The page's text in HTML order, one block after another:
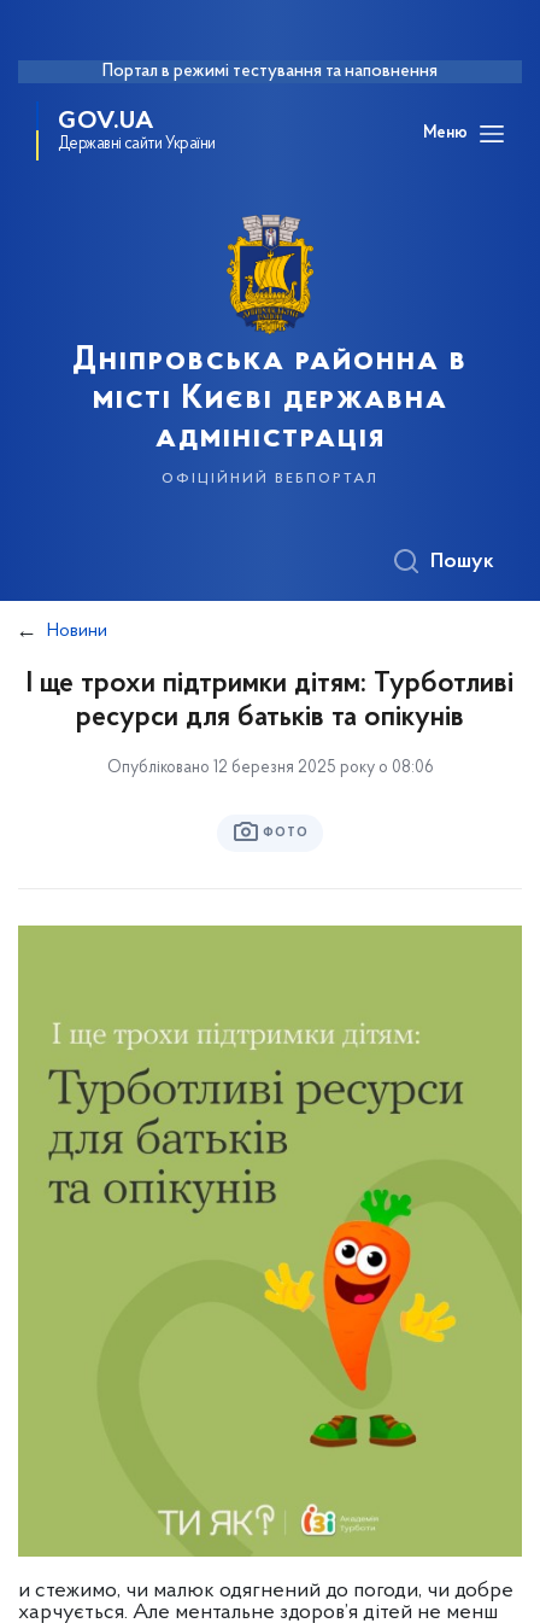
Портал в режимі тестування та наповнення
GOV.UA
Державні сайти України
Меню
Дніпровська районна в
місті Києві державна
адміністрація
офіційний вебпортал
Пошук
Новини
І ще трохи підтримки дітям: Турботливі
ресурси для батьків та опікунів
Опубліковано 12 березня 2025 року о 08:06
ФОТО
и стежимо, чи малюк одягнений до погоди, чи добре
харчується. Але ментальне здоров’я дітей не менш